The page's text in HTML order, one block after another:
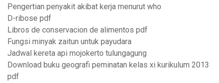
Pengertian penyakit akibat kerja menurut who
D-ribose pdf
Libros de conservacion de alimentos pdf
Fungsi minyak zaitun untuk payudara
Jadwal kereta api mojokerto tulungagung
Download buku geografi peminatan kelas xi kurikulum 2013
pdf